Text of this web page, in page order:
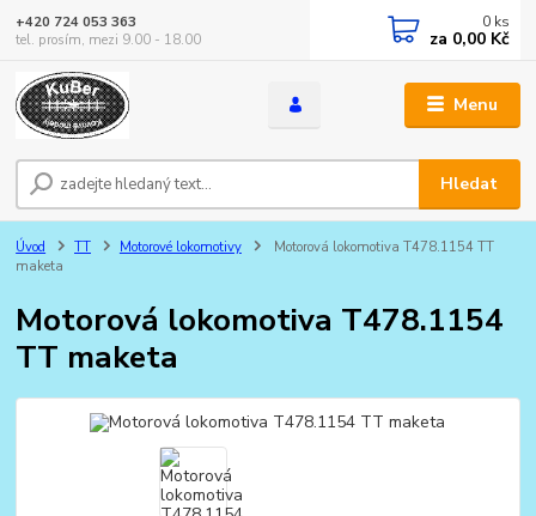
Menu
Hledat
+420 724 053 363
tel. prosím, mezi 9.00 - 18.00
0 ks
za 0,00 Kč
Úvod TT Motorové lokomotivy
Motorová lokomotiva T478.1154 TT
maketa
Motorová lokomotiva T478.1154
TT maketa